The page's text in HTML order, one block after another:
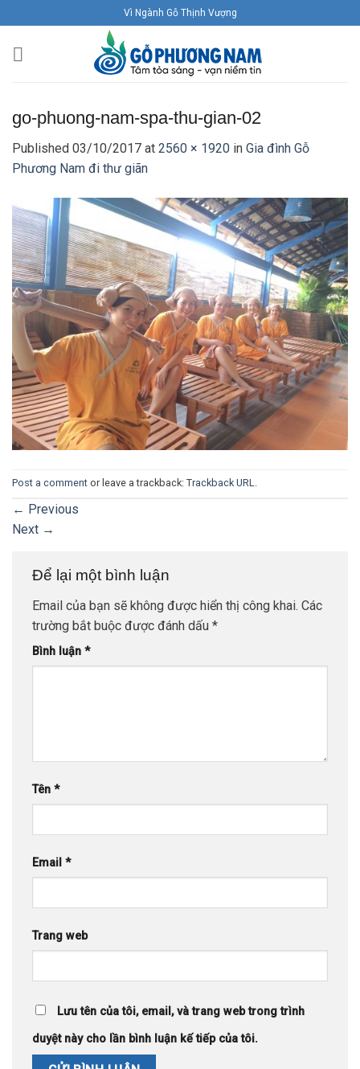
to
content
Vì Ngành Gỗ Thịnh Vượng
go-phuong-nam-spa-thu-gian-02
Published 03/10/2017 at 2560 × 1920 in Gia đình Gỗ
Phương Nam đi thư giãn
Post a comment or leave a trackback: Trackback URL.
← Previous
Next →
Để lại một bình luận
Email của bạn sẽ không được hiển thị công khai. Các
trường bắt buộc được đánh dấu *
Bình luận *
Tên *
Email *
Trang web
Lưu tên của tôi, email, và trang web trong trình
duyệt này cho lần bình luận kế tiếp của tôi.